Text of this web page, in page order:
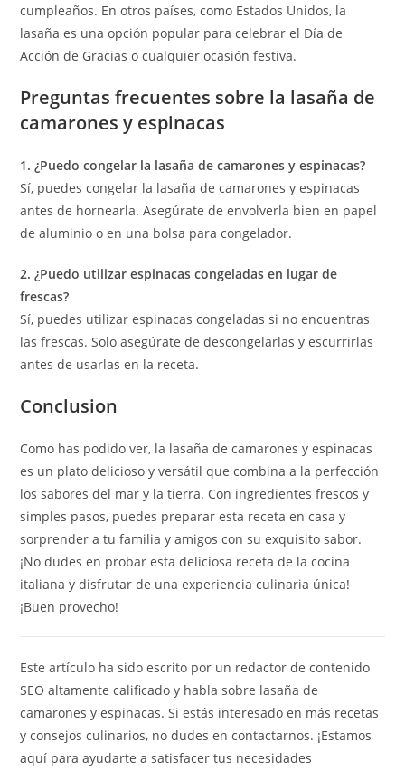
cumpleaños. En otros países, como Estados Unidos, la
lasaña es una opción popular para celebrar el Día de
Acción de Gracias o cualquier ocasión festiva.
Preguntas frecuentes sobre la lasaña de
camarones y espinacas
1. ¿Puedo congelar la lasaña de camarones y espinacas?
Sí, puedes congelar la lasaña de camarones y espinacas
antes de hornearla. Asegúrate de envolverla bien en papel
de aluminio o en una bolsa para congelador.
2. ¿Puedo utilizar espinacas congeladas en lugar de
frescas?
Sí, puedes utilizar espinacas congeladas si no encuentras
las frescas. Solo asegúrate de descongelarlas y escurrirlas
antes de usarlas en la receta.
Conclusion
Como has podido ver, la lasaña de camarones y espinacas
es un plato delicioso y versátil que combina a la perfección
los sabores del mar y la tierra. Con ingredientes frescos y
simples pasos, puedes preparar esta receta en casa y
sorprender a tu familia y amigos con su exquisito sabor.
¡No dudes en probar esta deliciosa receta de la cocina
italiana y disfrutar de una experiencia culinaria única!
¡Buen provecho!
Este artículo ha sido escrito por un redactor de contenido
SEO altamente calificado y habla sobre lasaña de
camarones y espinacas. Si estás interesado en más recetas
y consejos culinarios, no dudes en contactarnos. ¡Estamos
aquí para ayudarte a satisfacer tus necesidades